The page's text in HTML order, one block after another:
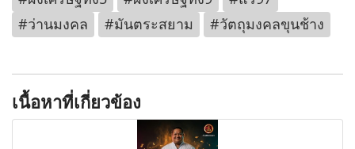
#ว่านมงคล
#มันตระสยาม #วัตถุมงคลขุนช้าง
เนื้อหาที่เกี่ยวข้อง